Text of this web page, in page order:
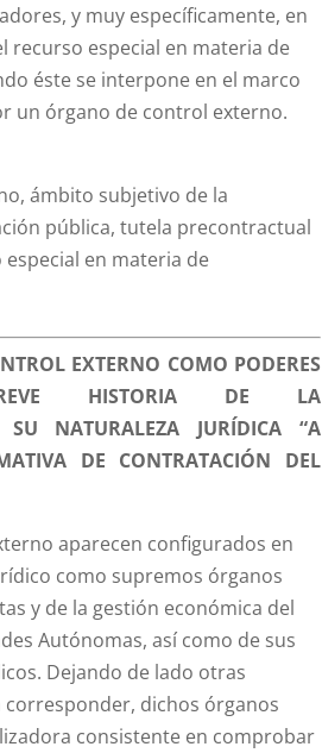
y muy específicamente, en
recurso especial en materia de
éste se interpone en el marco
un órgano de control externo.
ámbito subjetivo de la
pública, tutela precontractual
en materia de
EXTERNO COMO PODERES
BREVE HISTORIA DE LA
SU NATURALEZA JURÍDICA “A
DE CONTRATACIÓN DEL
aparecen configurados en
como supremos órganos
y de la gestión económica del
Autónomas, así como de sus
Dejando de lado otras
dichos órganos
consistente en comprobar